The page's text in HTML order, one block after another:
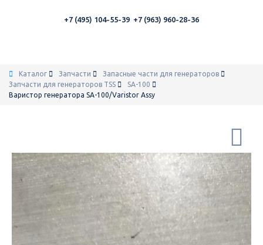
+7 (495) 104-55-39 +7 (963) 960-28-36
Каталог Запчасти
Запасные части для генераторов
Запчасти для генераторов TSS
SA-100
Варистор генератора SA-100/Varistor Assy